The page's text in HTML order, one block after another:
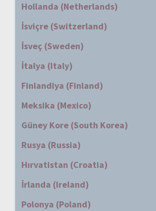
Hollanda (Netherlands)
İsviçre (Switzerland)
İsveç (Sweden)
İtalya (Italy)
Finlandiya (Finland)
Meksika (Mexico)
Güney Kore (South Korea)
Rusya (Russia)
Hırvatistan (Croatia)
İrlanda (Ireland)
Polonya (Poland)